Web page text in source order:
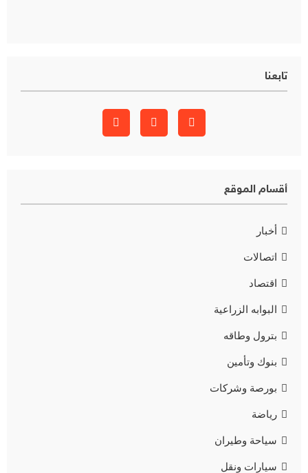
تابعنا
أقسام الموقع
أخبار
اتصالات
اقتصاد
البوابه الزراعية
بترول وطاقه
بنوك وتأمين
بورصة وشركات
رياضة
سياحة وطيران
سيارات ونقل